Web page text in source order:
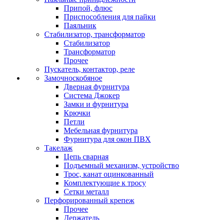
Припой, флюс
Приспособления для пайки
Паяльник
Стабилизатор, трансформатор
Стабилизатор
Трансформатор
Прочее
Пускатель, контактор, реле
Замочноскобяное
Дверная фурнитура
Система Джокер
Замки и фурнитура
Крючки
Петли
Мебельная фурнитура
Фурнитура для окон ПВХ
Такелаж
Цепь сварная
Подъемный механизм, устройство
Трос, канат оцинкованный
Комплектующие к тросу
Сетки металл
Перфорированный крепеж
Прочее
Держатель